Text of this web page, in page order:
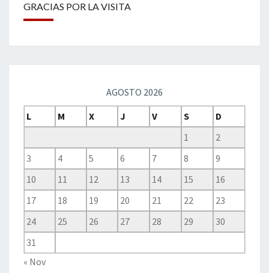
GRACIAS POR LA VISITA
AGOSTO 2026
L
M X J V S
D
1
2
3
4 5 6 7 8
9
10
11 12 13 14 15
16
17
18 19 20 21 22
23
24
25 26 27 28 29
30
31
« Nov